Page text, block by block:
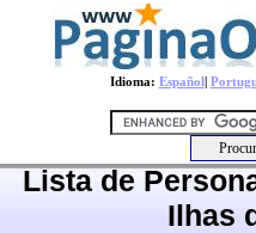
Idioma: Español|
Lista de
Ilhas